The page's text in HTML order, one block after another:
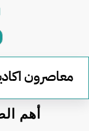
معاصرون
أهم